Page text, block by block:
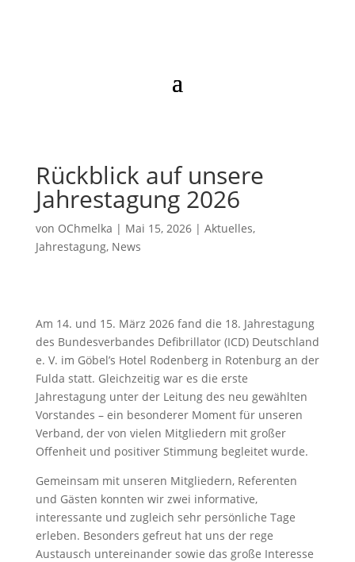
Rückblick auf unsere
Jahrestagung 2026
von OChmelka | Mai 15, 2026| Aktuelles,
Jahrestagung, News
Am 14. und 15. März 2026 fand die 18. Jahrestagung
des Bundesverbandes Defibrillator (ICD) Deutschland
e. V. im Göbel’s Hotel Rodenberg in Rotenburg an der
Fulda statt. Gleichzeitig war es die erste
Jahrestagung unter der Leitung des neu gewählten
Vorstandes – ein besonderer Moment für unseren
Verband, der von vielen Mitgliedern mit großer
Offenheit und positiver Stimmung begleitet wurde.
Gemeinsam mit unseren Mitgliedern, Referenten
und Gästen konnten wir zwei informative,
interessante und zugleich sehr persönliche Tage
erleben. Besonders gefreut hat uns der rege
Austausch untereinander sowie das große Interesse